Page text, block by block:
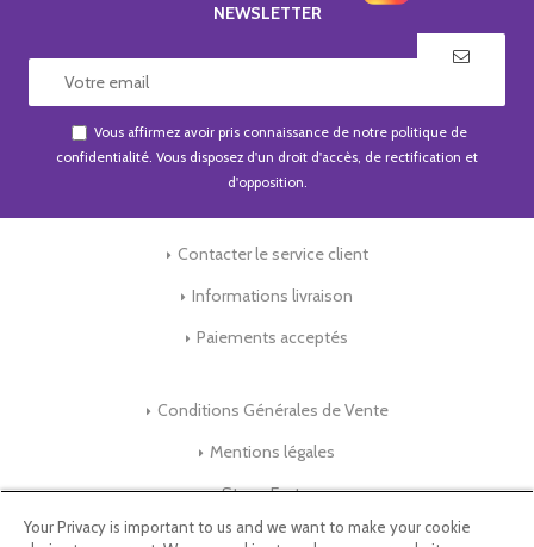
NEWSLETTER
Vous affirmez avoir pris connaissance de notre politique de
confidentialité . Vous disposez d'un droit d'accès, de rectification et
d'opposition.
Contacter le service client
Informations livraison
Paiements acceptés
Conditions Générales de Vente
Mentions légales
Store-Factory
Your Privacy is important to us and we want to make your cookie